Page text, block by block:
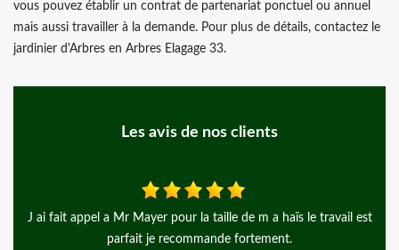
vous pouvez établir un contrat de partenariat ponctuel ou annuel
mais aussi travailler à la demande. Pour plus de détails, contactez le
jardinier d'Arbres en Arbres Elagage 33.
Les avis de nos clients
Merci à Monsieur Mayer, pour ce grand professionnalisme je
recommande beaucoup cet artisan!